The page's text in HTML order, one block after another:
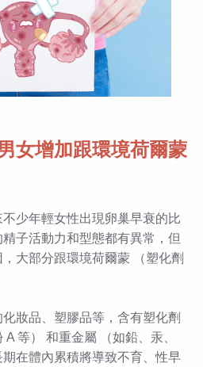
女增加跟環境荷爾蒙
少年輕女性出現卵巢早衰的比
子活動力和型態都有異常，但
大部分跟環境荷爾蒙 （塑化劑
妝品、塑膠品等，含有塑化劑
A 等） 和重金屬 （如鉛、汞、
在體內累積將導致不育、性早